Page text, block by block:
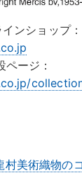
ンショップ：
ージ：
村美術織物の